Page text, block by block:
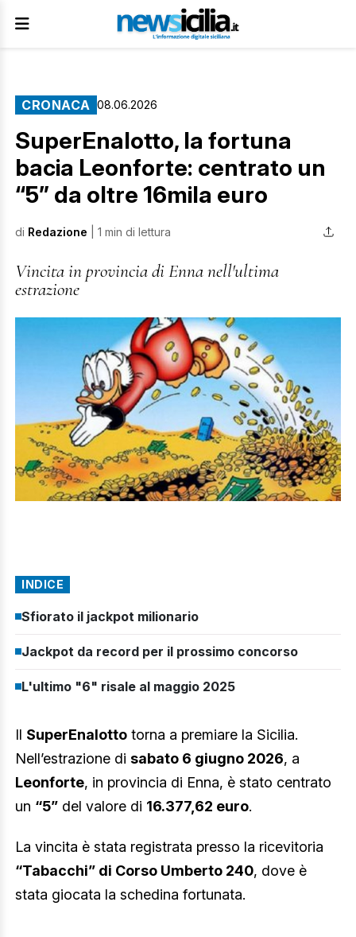
CRONACA 08.06.2026
SuperEnalotto, la fortuna
bacia Leonforte: centrato un
“5” da oltre 16mila euro
di Redazione | 1 min di lettura
Vincita in provincia di Enna nell'ultima
estrazione
INDICE
Sfiorato il jackpot milionario
Jackpot da record per il prossimo concorso
L'ultimo "6" risale al maggio 2025
Il SuperEnalotto torna a premiare la Sicilia.
Nell’estrazione di sabato 6 giugno 2026, a
Leonforte, in provincia di Enna, è stato centrato
un “5” del valore di 16.377,62 euro.
La vincita è stata registrata presso la ricevitoria
“Tabacchi” di Corso Umberto 240, dove è
stata giocata la schedina fortunata.